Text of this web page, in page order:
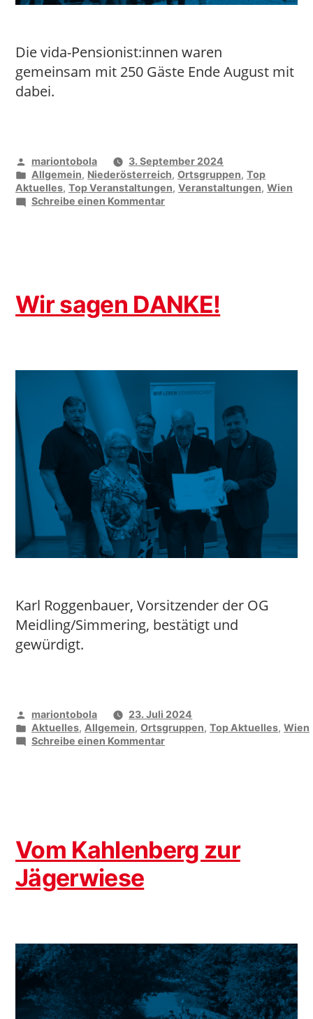
Die vida-Pensionist:innen waren
gemeinsam mit 250 Gäste Ende August mit
dabei.
Veröffentlicht
von
mariontobola
3. September 2024
Veröffentlicht
unter
Allgemein, Niederösterreich,Ortsgruppen,Top
Aktuelles, Top Veranstaltungen, Veranstaltungen, Wien
Schreibe einen Kommentarzu
Sigmundsherberg
Wir sagen DANKE!
Karl Roggenbauer, Vorsitzender der OG
Meidling/Simmering, bestätigt und
gewürdigt.
Veröffentlicht
von
mariontobola
23. Juli 2024
Veröffentlicht
unter
Aktuelles, Allgemein,Ortsgruppen,Top Aktuelles,Wien
Schreibe einen Kommentarzu
Vom Kahlenberg zur
Jägerwiese